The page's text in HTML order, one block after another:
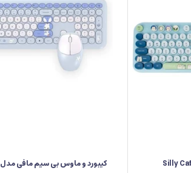
کیبورد و ماوس بی سیم مافی مدل Mofii 666 Pro